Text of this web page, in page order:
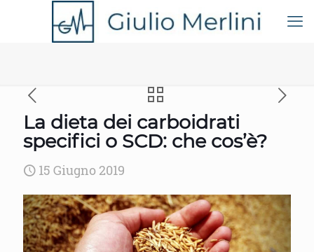
La dieta dei carboidrati
specifici o SCD: che cos’è?
15 Giugno 2019